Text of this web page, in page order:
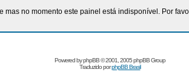
mas no momento este painel está indisponível. Por
Powered byphpBB© 2001, 2005 phpBB Group
Traduzido porphpBB Brasil